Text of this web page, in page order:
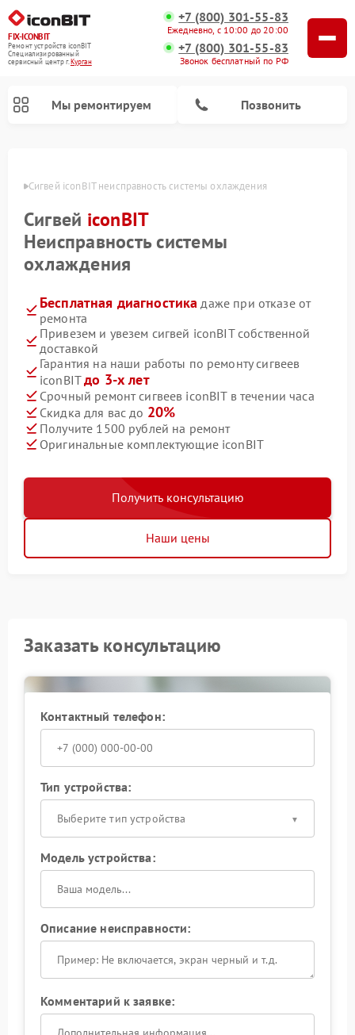
FIX-ICONBIT
Ремонт устройств iconBIT
Специализированный
cервисный центр г.Курган
+7 (800) 301-55-83
Ежедневно, с 10:00 до 20:00
+7 (800) 301-55-83
Звонок бесплатный по РФ
Мы ремонтируем Позвонить
Сигвей iconBIT неисправность системы охлаждения
Сигвей iconBIT
Неисправность системы
охлаждения
Бесплатная диагностика даже при отказе от
ремонта
Привезем и увезем сигвей iconBIT собственной
доставкой
Гарантия на наши работы по ремонту сигвеев
iconBITдо 3-х лет
Срочный ремонт сигвеев iconBIT в течении часа
Скидка для вас до 20%
Получите 1500 рублей на ремонт
Оригинальные комплектующие iconBIT
Получить консультацию
Наши цены
Заказать консультацию
Контактный телефон:
Тип устройства:
Выберите тип устройства
Модель устройства:
Описание неисправности:
Комментарий к заявке: